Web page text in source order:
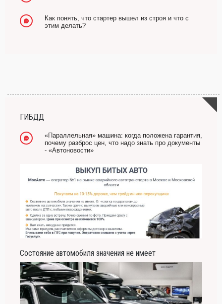
Как понять, что стартер вышел из строя и что с
этим делать?
ГИБДД
«Параллельная» машина: когда положена гарантия,
почему разброс цен, что надо знать про документы
- «Автоновости»
Состояние автомобиля значения не имеет